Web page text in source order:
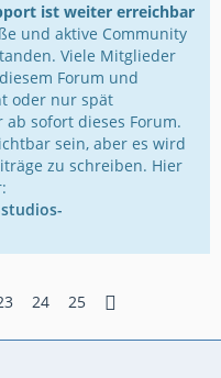
ist weiter erreichbar
und aktive Community
Viele Mitglieder
Forum und
oder nur spät
sofort dieses Forum.
sein, aber es wird
zu schreiben. Hier
24 25